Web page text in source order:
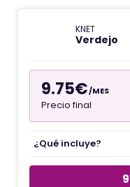
KNET
Verdejo
9.75€/MES
Precio final
¿Qué incluye?